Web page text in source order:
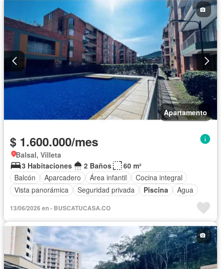
Apartamento
$ 1.600.000/mes
Balsal, Villeta
3 Habitaciones
2 Baños
60 m²
Balcón
Aparcadero Área infantil
Cocina integral
Vista panorámica
Seguridad privada Piscina Agua
13/06/2026 en - BUSCATUCASA.CO